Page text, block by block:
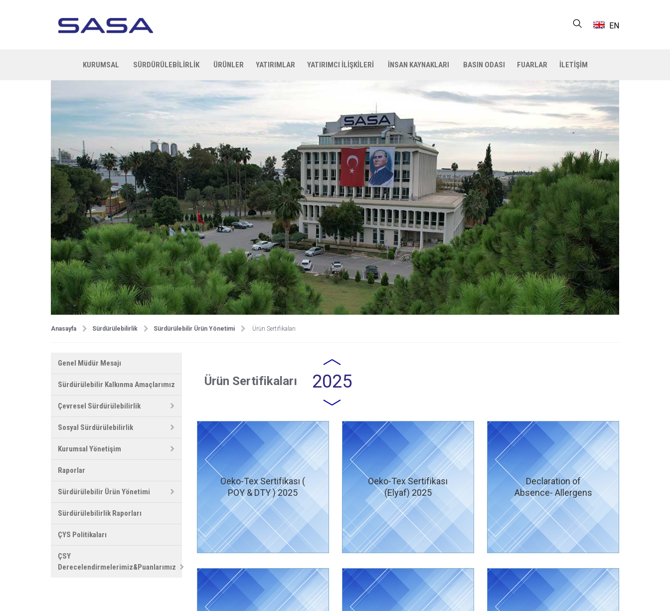
EN
KURUMSAL SÜRDÜRÜLEBİLİRLİK ÜRÜNLER YATIRIMLAR YATIRIMCI İLİŞKİLERİ İNSAN KAYNAKLARI BASIN ODASI FUARLAR İLETİŞİM
Anasayfa Sürdürülebilirlik Sürdürülebilir Ürün Yönetimi Ürün Sertifikaları
Genel Müdür Mesajı
Sürdürülebilir Kalkınma Amaçlarımız
Çevresel Sürdürülebilirlik
Sosyal Sürdürülebilirlik
Kurumsal Yönetişim
Raporlar
Sürdürülebilir Ürün Yönetimi
Sürdürülebilirlik Raporları
ÇYS Politikaları
ÇSY
Derecelendirmelerimiz&Puanlarımız
Ürün Sertifikaları 2025
Oeko-Tex Sertifikası (
POY & DTY ) 2025
Oeko-Tex Sertifikası
(Elyaf) 2025
Declaration of
Absence- Allergens